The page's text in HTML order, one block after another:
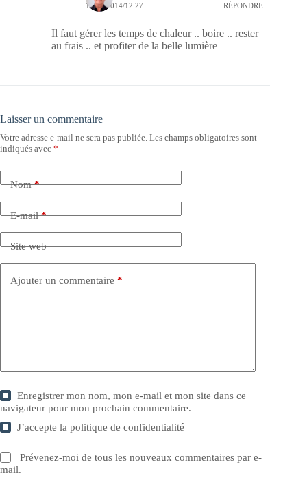
18/07/2014/12:27 RÉPONDRE
Il faut gérer les temps de chaleur .. boire .. rester
au frais .. et profiter de la belle lumière
Laisser un commentaire
Votre adresse e-mail ne sera pas publiée. Les champs obligatoires sont
indiqués avec *
Nom*
E-mail*
Site web
Ajouter un commentaire *
Enregistrer mon nom, mon e-mail et mon site dans ce
navigateur pour mon prochain commentaire.
J’accepte lapolitique de confidentialité
Prévenez-moi de tous les nouveaux commentaires par e-
mail.